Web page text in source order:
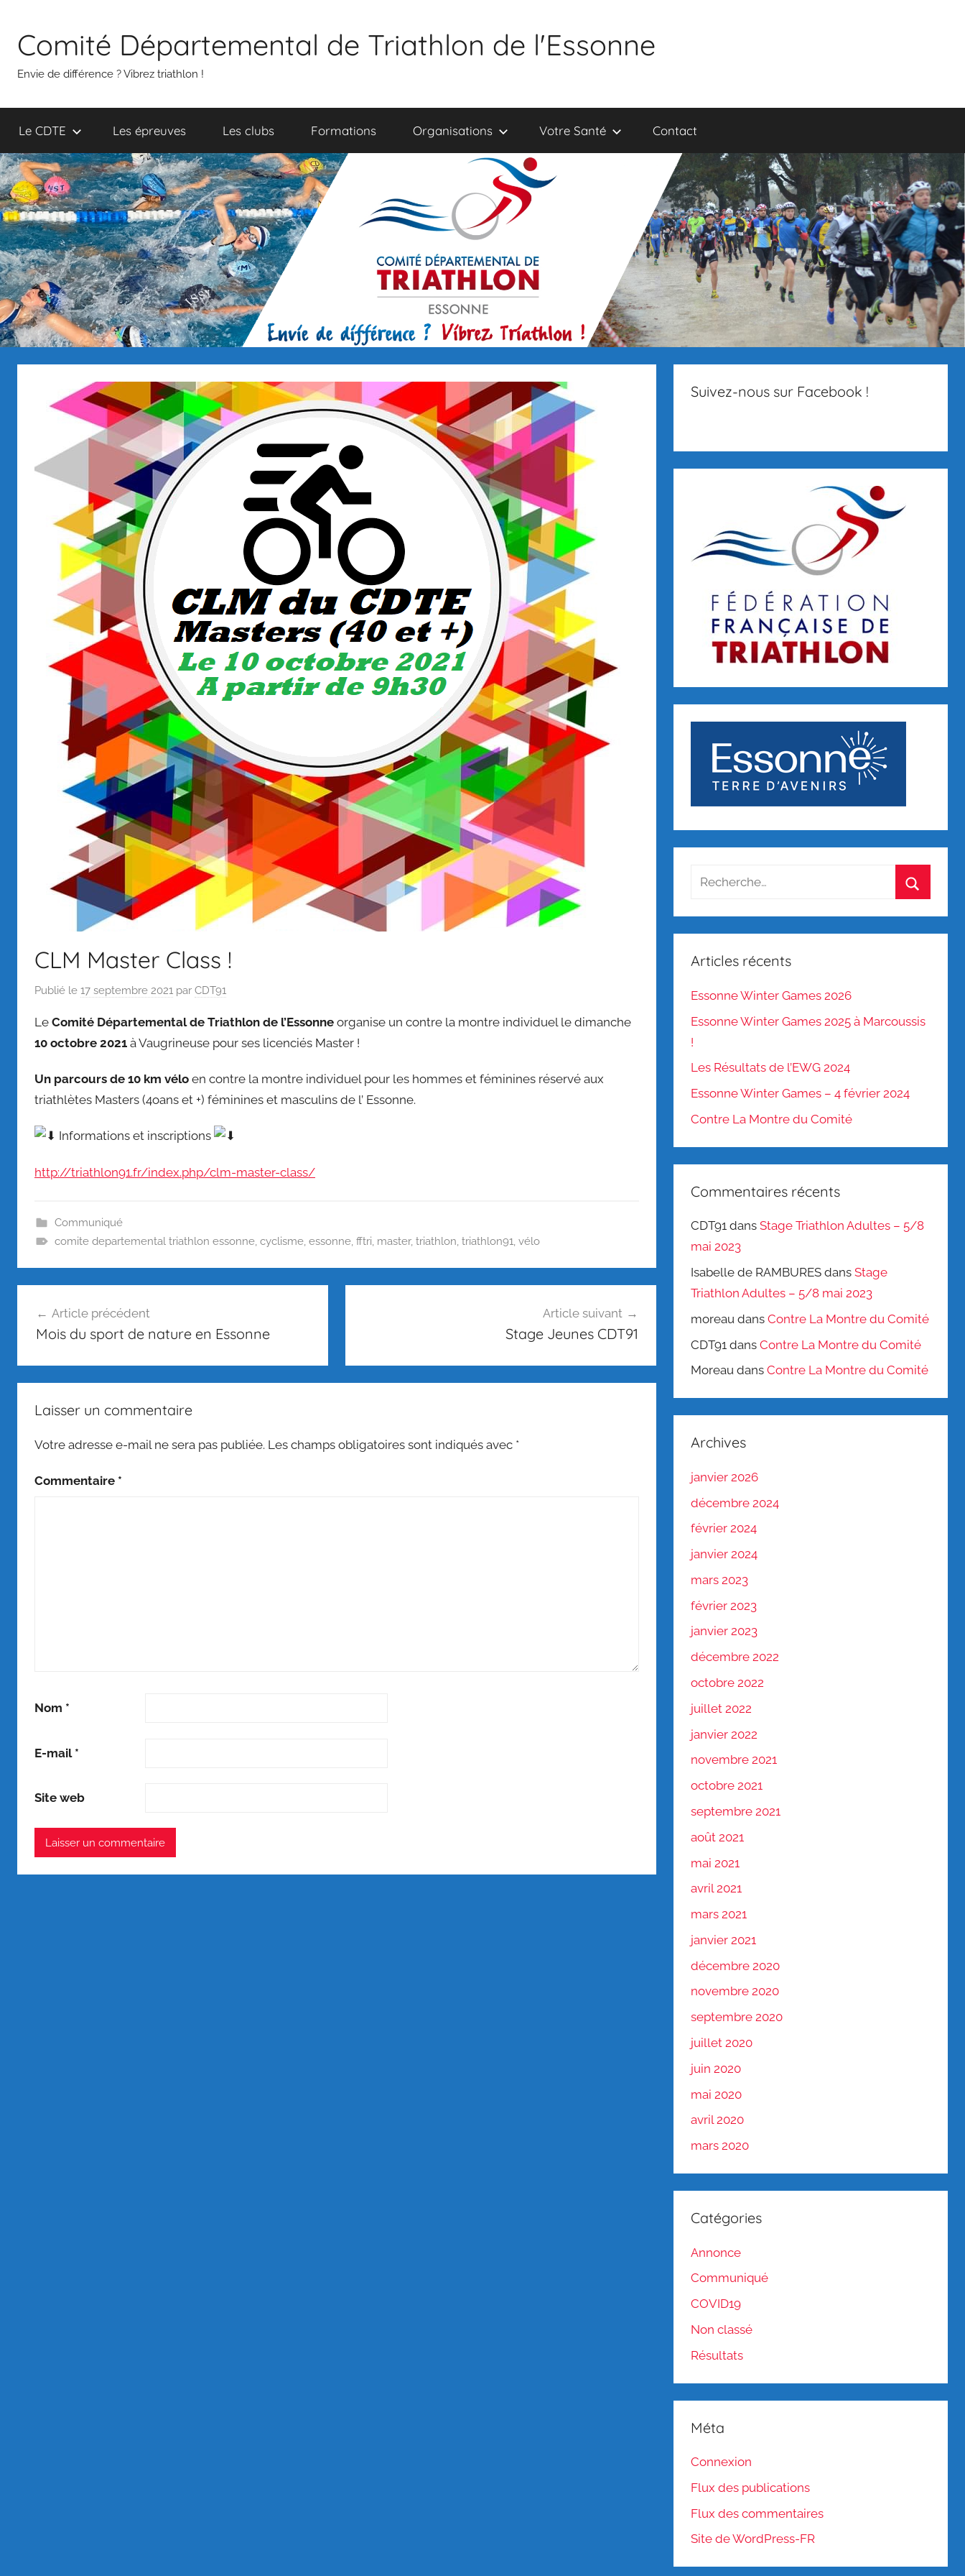
contenu
Comité Départemental de Triathlon de l'Essonne
Envie de différence ? Vibrez triathlon !
Le CDTE Les épreuves Les clubs Formations Organisations Votre Santé Contact
CLM Master Class !
Publié le 17 septembre 2021 par CDT91
Le Comité Départemental de Triathlon de l’Essonne organise un contre la montre individuel le dimanche
10 octobre 2021 à Vaugrineuse pour ses licenciés Master !
Un parcours de 10 km vélo en contre la montre individuel pour les hommes et féminines réservé aux
triathlètes Masters (4oans et +) féminines et masculins de l’ Essonne.
Informations et inscriptions
http://triathlon91.fr/index.php/clm-master-class/
Communiqué
comite departemental triathlon essonne, cyclisme, essonne, fftri, master, triathlon, triathlon91, vélo
de
Article précédent
Mois du sport de nature en Essonne
Article suivant
Stage Jeunes CDT91
Laisser un commentaire
Votre adresse e-mail ne sera pas publiée. Les champs obligatoires sont indiqués avec *
Commentaire *
Nom *
E-mail *
Site web
Suivez-nous sur Facebook !
Recherche
:
Articles récents
Essonne Winter Games 2026
Essonne Winter Games 2025 à Marcoussis
!
Les Résultats de l’EWG 2024
Essonne Winter Games – 4 février 2024
Contre La Montre du Comité
Commentaires récents
CDT91 dansStage Triathlon Adultes – 5/8
mai 2023
Isabelle de RAMBURES dansStage
Triathlon Adultes – 5/8 mai 2023
moreau dansContre La Montre du Comité
CDT91 dansContre La Montre du Comité
Moreau dansContre La Montre du Comité
Archives
janvier 2026
décembre 2024
février 2024
janvier 2024
mars 2023
février 2023
janvier 2023
décembre 2022
octobre 2022
juillet 2022
janvier 2022
novembre 2021
octobre 2021
septembre 2021
août 2021
mai 2021
avril 2021
mars 2021
janvier 2021
décembre 2020
novembre 2020
septembre 2020
juillet 2020
juin 2020
mai 2020
avril 2020
mars 2020
Catégories
Annonce
Communiqué
COVID19
Non classé
Résultats
Méta
Connexion
Flux des publications
Flux des commentaires
Site de WordPress-FR